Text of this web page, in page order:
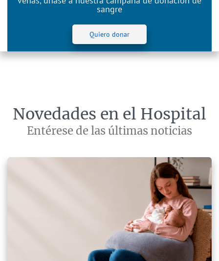
sangre
Quiero donar
Novedades en el Hospital
Entérese de las últimas noticias